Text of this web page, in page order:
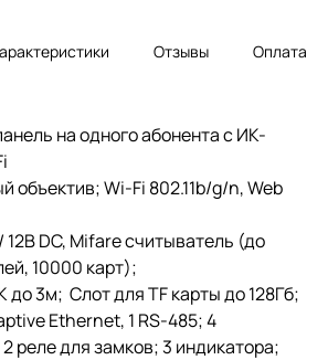
Отзывы Оплата
на одного абонента с ИК-
объектив; Wi-Fi 802.11b/g/n, Web
DC, Mifare считыватель (до
10000 карт);
до 3м; Слот для TF карты до 128Гб;
Ethernet, 1 RS-485; 4
реле для замков; 3 индикатора;